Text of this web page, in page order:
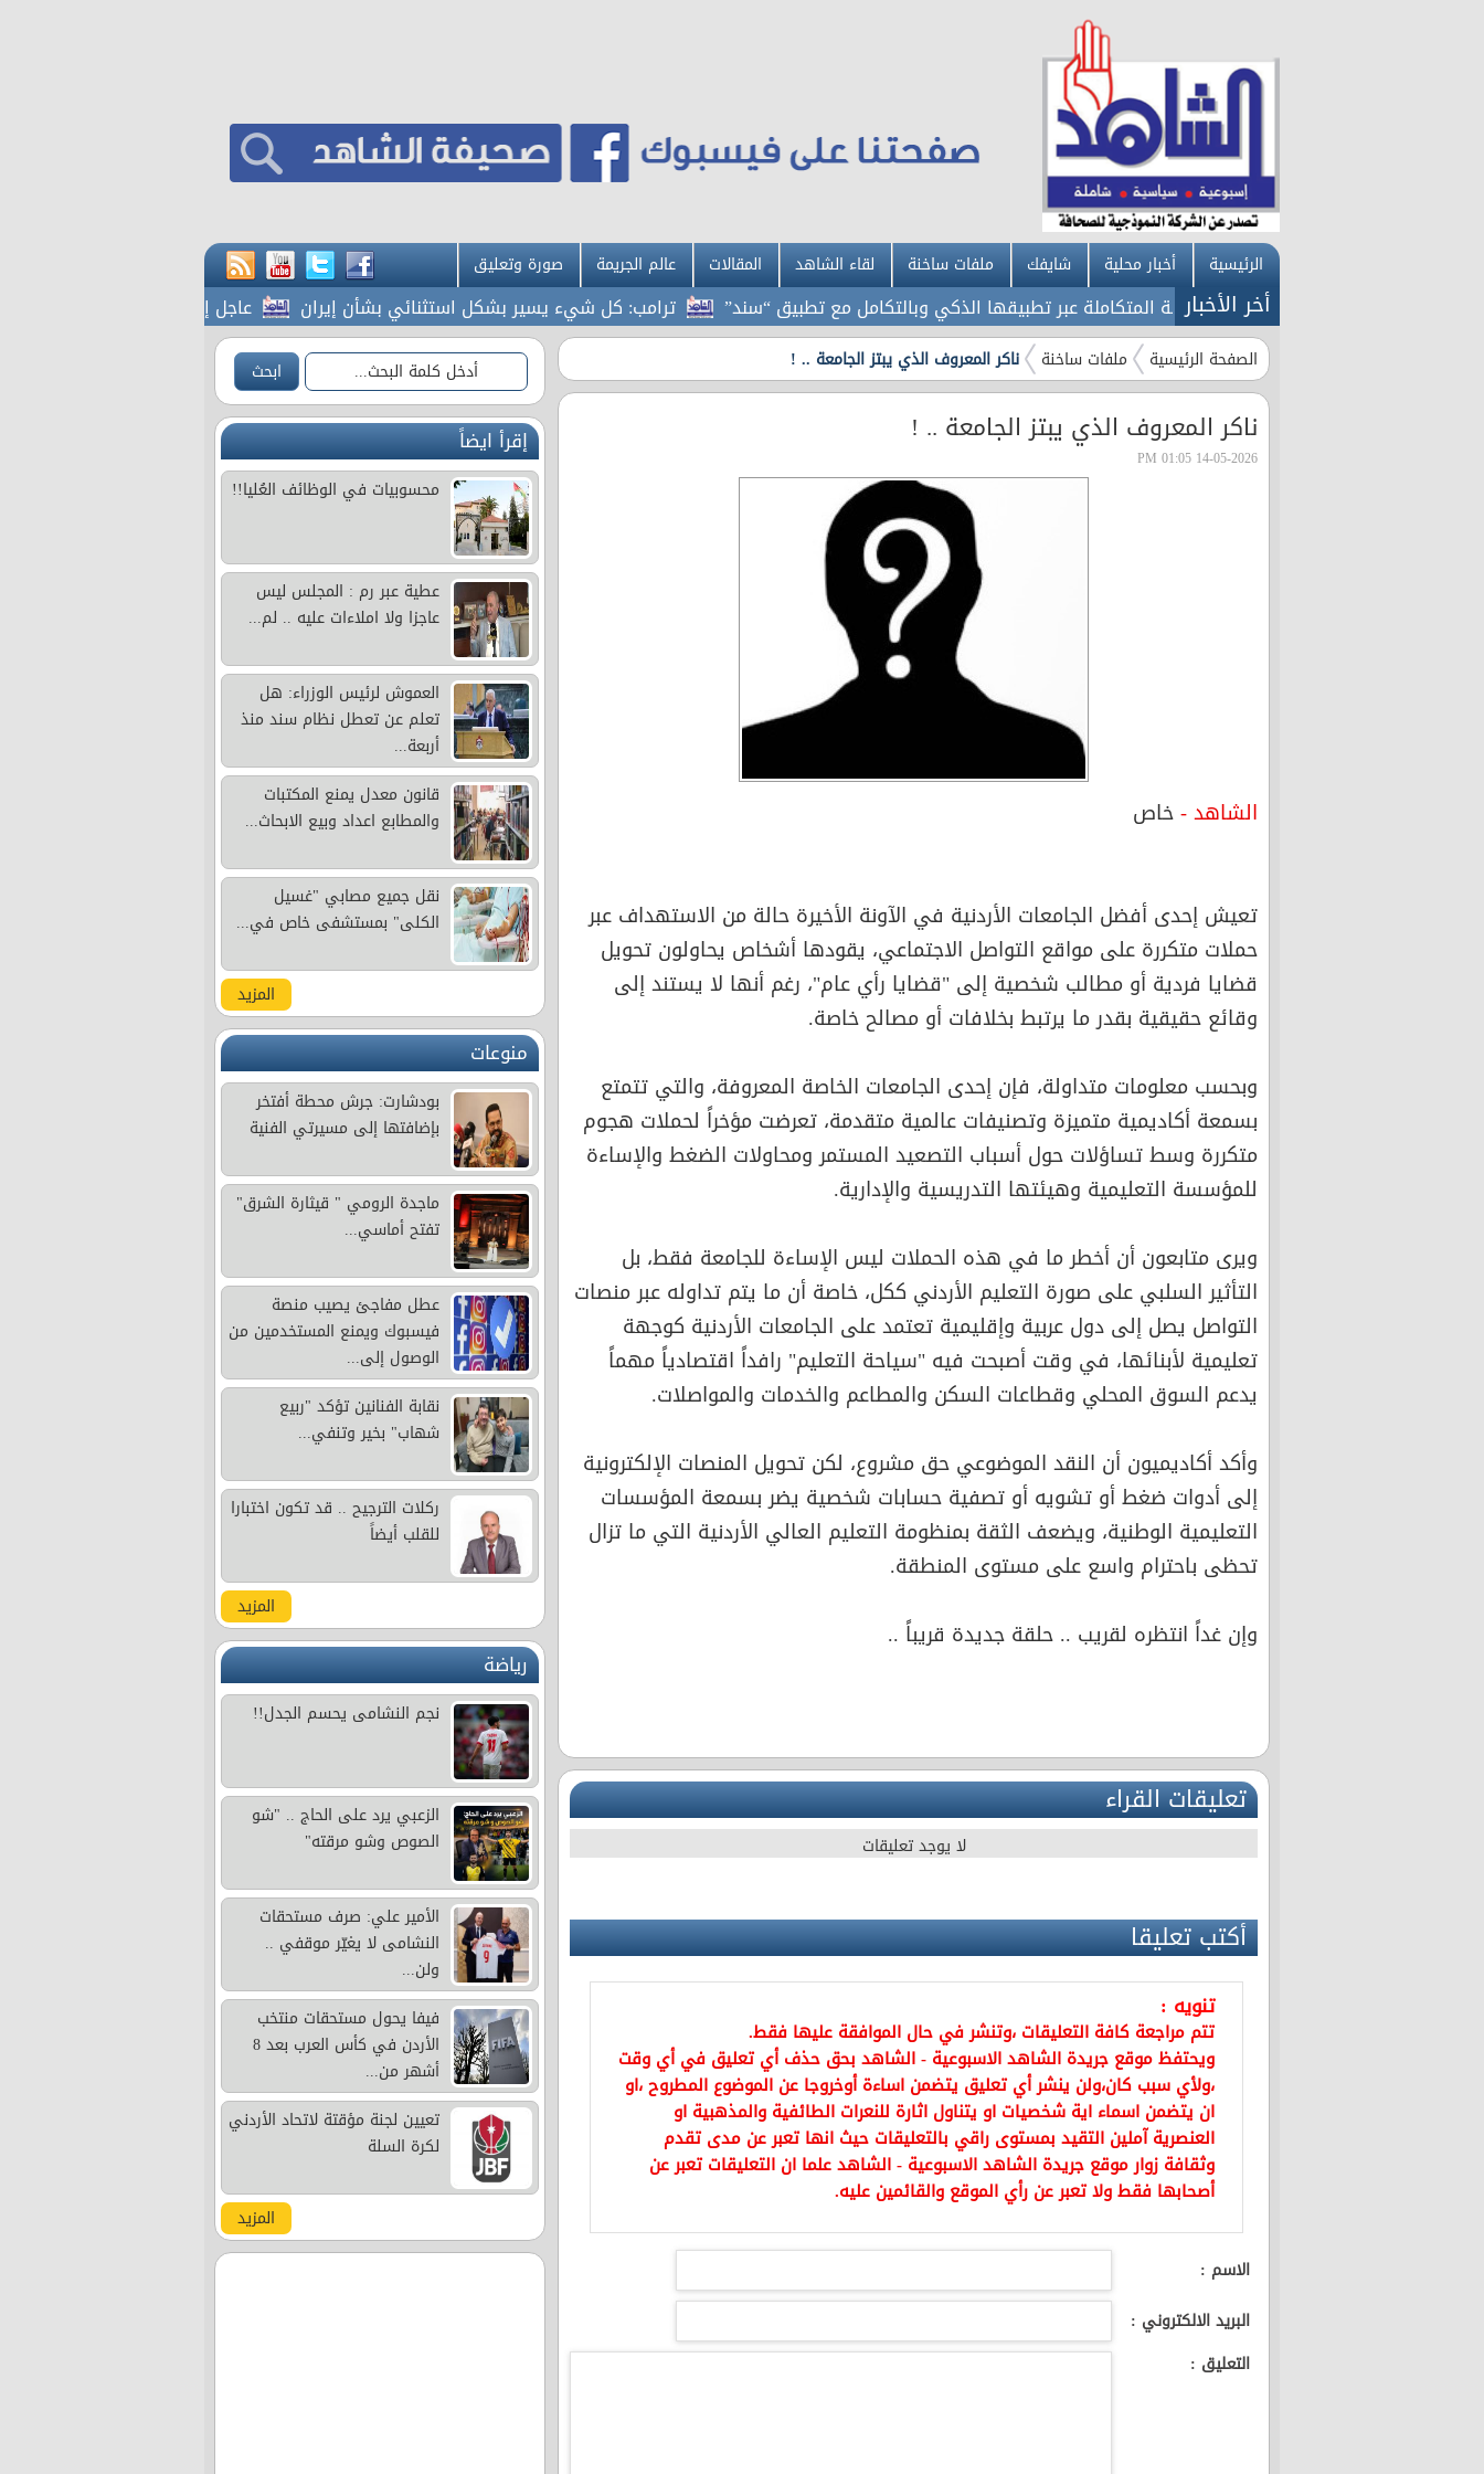
الرئيسية أخبار محلية شايفك ملفات ساخنة لقاء الشاهد المقالات عالم الجريمة صورة وتعليق
أخر الأخبار
إربد تطلق خدماتها الإلكترونية المتكاملة عبر تطبيقها الذكي وبالتكامل مع تطبيق “سند” ترامب: كل شيء يسير بشكل استثنائي بشأن إيران عاجل إرادة ملكية بتعيين رئيس
الصفحة الرئيسية ملفات ساخنة ناكر المعروف الذي يبتز الجامعة .. !
ناكر المعروف الذي يبتز الجامعة .. !
14-05-2026 01:05 PM
الشاهد -خاص
تعيش إحدى أفضل الجامعات الأردنية في الآونة الأخيرة حالة من الاستهداف عبر
حملات متكررة على مواقع التواصل الاجتماعي، يقودها أشخاص يحاولون تحويل
قضايا فردية أو مطالب شخصية إلى "قضايا رأي عام"، رغم أنها لا يستند إلى
وقائع حقيقية بقدر ما يرتبط بخلافات أو مصالح خاصة.
وبحسب معلومات متداولة، فإن إحدى الجامعات الخاصة المعروفة، والتي تتمتع
بسمعة أكاديمية متميزة وتصنيفات عالمية متقدمة، تعرضت مؤخراً لحملات هجوم
متكررة وسط تساؤلات حول أسباب التصعيد المستمر ومحاولات الضغط والإساءة
للمؤسسة التعليمية وهيئتها التدريسية والإدارية.
ويرى متابعون أن أخطر ما في هذه الحملات ليس الإساءة للجامعة فقط، بل
التأثير السلبي على صورة التعليم الأردني ككل، خاصة أن ما يتم تداوله عبر منصات
التواصل يصل إلى دول عربية وإقليمية تعتمد على الجامعات الأردنية كوجهة
تعليمية لأبنائها، في وقت أصبحت فيه "سياحة التعليم" رافداً اقتصادياً مهماً
يدعم السوق المحلي وقطاعات السكن والمطاعم والخدمات والمواصلات.
وأكد أكاديميون أن النقد الموضوعي حق مشروع، لكن تحويل المنصات الإلكترونية
إلى أدوات ضغط أو تشويه أو تصفية حسابات شخصية يضر بسمعة المؤسسات
التعليمية الوطنية، ويضعف الثقة بمنظومة التعليم العالي الأردنية التي ما تزال
تحظى باحترام واسع على مستوى المنطقة.
وإن غداً انتظره لقريب .. حلقة جديدة قريباً ..
تعليقات القراء
لا يوجد تعليقات
أكتب تعليقا
تنويه :
تتم مراجعة كافة التعليقات ،وتنشر في حال الموافقة عليها فقط.
ويحتفظ موقع جريدة الشاهد الاسبوعية - الشاهد بحق حذف أي تعليق في أي وقت
،ولأي سبب كان،ولن ينشر أي تعليق يتضمن اساءة أوخروجا عن الموضوع المطروح ،او
ان يتضمن اسماء اية شخصيات او يتناول اثارة للنعرات الطائفية والمذهبية او
العنصرية آملين التقيد بمستوى راقي بالتعليقات حيث انها تعبر عن مدى تقدم
وثقافة زوار موقع جريدة الشاهد الاسبوعية - الشاهد علما ان التعليقات تعبر عن
أصحابها فقط ولا تعبر عن رأي الموقع والقائمين عليه.
الاسم :
البريد الالكتروني :
التعليق :
إقرأ ايضاً
محسوبيات في الوظائف العُليا!!
عطية عبر رم : المجلس ليس
عاجزا ولا املاءات عليه .. لم...
العموش لرئيس الوزراء: هل
تعلم عن تعطل نظام سند منذ
أربعة...
قانون معدل يمنع المكتبات
والمطابع اعداد وبيع الابحاث...
نقل جميع مصابي "غسيل
الكلى" بمستشفى خاص في...
المزيد
منوعات
بودشارت: جرش محطة أفتخر
بإضافتها إلى مسيرتي الفنية
ماجدة الرومي " قيثارة الشرق"
تفتح أماسي...
عطل مفاجئ يصيب منصة
فيسبوك ويمنع المستخدمين من
الوصول إلى...
نقابة الفنانين تؤكد "ربيع
شهاب" بخير وتنفي...
ركلات الترجيح .. قد تكون اختبارا
للقلب أيضاً
المزيد
رياضة
نجم النشامى يحسم الجدل!!
الزعبي يرد على الحاج .. "شو
الصوص وشو مرقته"
الأمير علي: صرف مستحقات
النشامى لا يغيّر موقفي ..
ولن...
فيفا يحول مستحقات منتخب
الأردن في كأس العرب بعد 8
أشهر من...
تعيين لجنة مؤقتة لاتحاد الأردني
لكرة السلة
المزيد